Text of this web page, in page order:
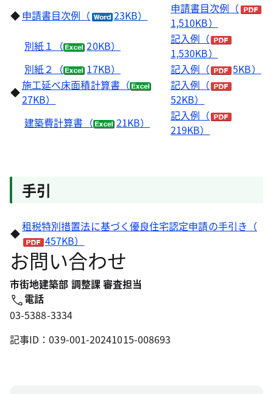
◆申請書目次例（ 23KB）
申請書目次例（
1,510KB）
別紙１（
20KB）
記入例（
1,530KB）
別紙２（
17KB） 記入例（
5KB）
◆施工延べ床面積計算書（
27KB）
記入例（
52KB）
建築費計算書（
21KB）
記入例（
219KB）
手引
◆租税特別措置法に基づく優良住宅認定申請の手引き（
457KB）
お問い合わせ
市街地建築部 調整課 審査担当
電話
03-5388-3334
記事ID：039-001-20241015-008693